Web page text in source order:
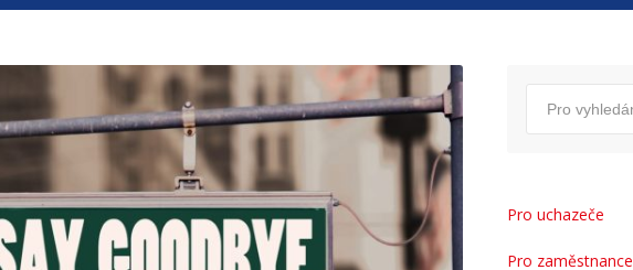
Pro uchazeče
Pro zaměstnance